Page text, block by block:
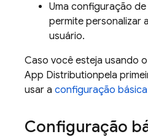
Uma configuração
permite personalizar
usuário.
Caso você esteja usando
App Distributionpela
usar a configuração básica
Configuração